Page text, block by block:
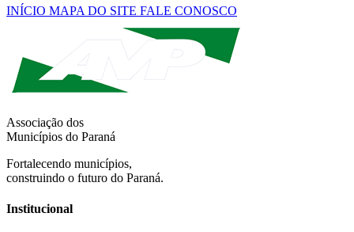
INÍCIO MAPA DO SITE FALE CONOSCO
Associação dos
Municípios do Paraná
Fortalecendo municípios,
construindo o futuro do Paraná.
Institucional